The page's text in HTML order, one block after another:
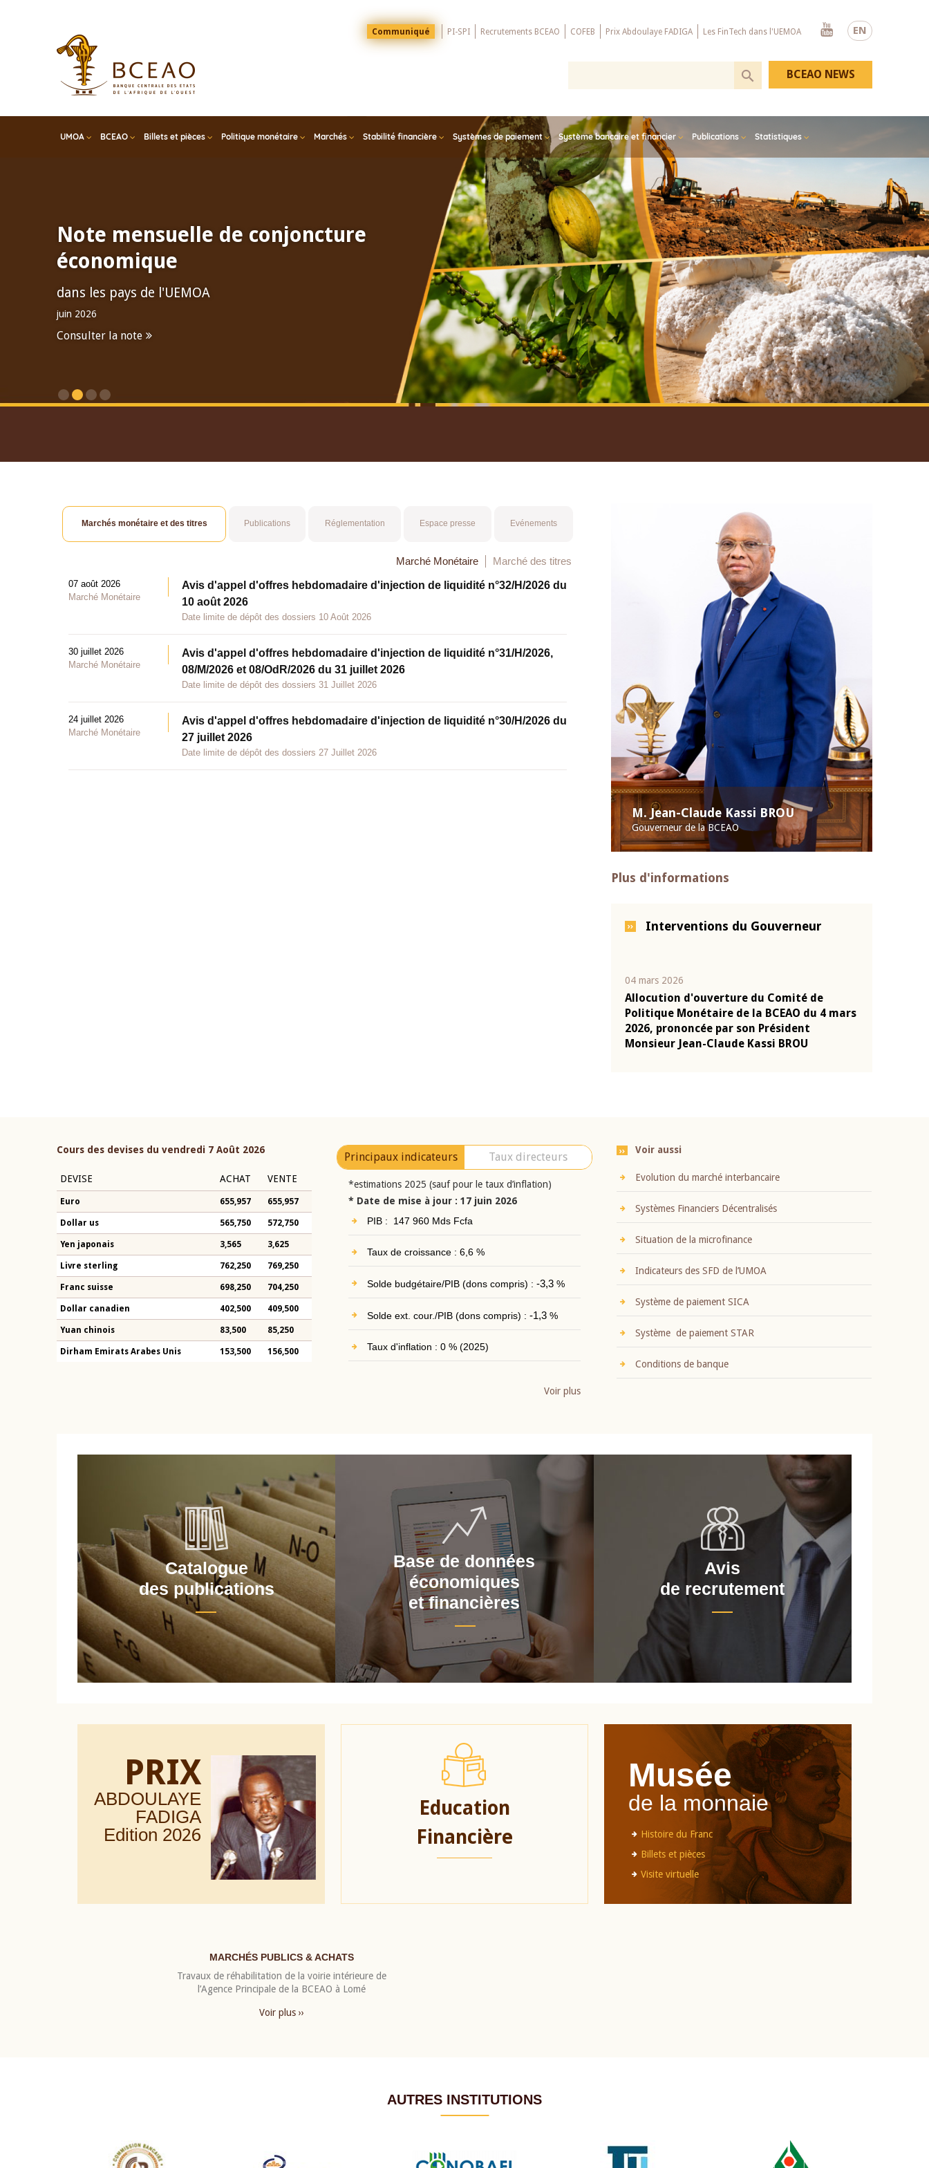
EN
Menu
Top
Communiqué PI-SPI Recrutements BCEAO COFEB Prix Abdoulaye FADIGA Les FinTech dans l'UEMOA
Youtube
UMOA BCEAO Billets et pièces Politique monétaire Marchés Stabilité financière Systèmes de paiement Système bancaire et financier Publications Statistiques
BCEAO NEWS
Note mensuelle de conjoncture
économique
dans les pays de l'UEMOA
juin 2026
Consulter la note
M. Jean-Claude Kassi BROU
Gouverneur de la BCEAO
Plus d'informations
Interventions du Gouverneur
04 mars 2026
Allocution d'ouverture du Comité de
Politique Monétaire de la BCEAO du 4 mars
2026, prononcée par son Président
Monsieur Jean-Claude Kassi BROU
Marchés monétaire et des titres Publications Réglementation Espace presse Evénements
Marché Monétaire Marché des titres
07 août 2026
Marché Monétaire
Avis d'appel d'offres hebdomadaire d'injection de liquidité n°32/H/2026 du
10 août 2026
Date limite de dépôt des dossiers 10 Août 2026
30 juillet 2026
Marché Monétaire
Avis d'appel d'offres hebdomadaire d'injection de liquidité n°31/H/2026,
08/M/2026 et 08/OdR/2026 du 31 juillet 2026
Date limite de dépôt des dossiers 31 Juillet 2026
24 juillet 2026
Marché Monétaire
Avis d'appel d'offres hebdomadaire d'injection de liquidité n°30/H/2026 du
27 juillet 2026
Date limite de dépôt des dossiers 27 Juillet 2026
Cours des devises du vendredi 7 Août 2026
DEVISE ACHAT VENTE
Euro 655,957 655,957
Dollar us 565,750 572,750
Yen japonais 3,565 3,625
Livre sterling 762,250 769,250
Franc suisse 698,250 704,250
Dollar canadien 402,500 409,500
Yuan chinois 83,500 85,250
Dirham Emirats Arabes Unis 153,500 156,500
Principaux indicateurs Taux directeurs
*estimations 2025 (sauf pour le taux d’inflation)
* Date de mise à jour : 17 juin 2026
PIB : 147 960 Mds Fcfa
Taux de croissance : 6,6 %
Solde budgétaire/PIB (dons compris) : -3,3%
Solde ext. cour./PIB (dons compris) : -1,3%
Taux d'inflation : 0 % (2025)
Voir plus
Voir aussi
Evolution du marché interbancaire
Systèmes Financiers Décentralisés
Situation de la microfinance
Indicateurs des SFD de l’UMOA
Système de paiement SICA
Système de paiement STAR
Conditions de banque
Catalogue
des publications
Base de données
économiques
et financières
Avis
de recrutement
PRIX
ABDOULAYE
FADIGA
Edition 2026
Education
Financière
Musée
de la monnaie
Histoire du Franc
Billets et pièces
Visite virtuelle
MARCHÉS PUBLICS & ACHATS
Travaux de réhabilitation de la voirie intérieure de
l’Agence Principale de la BCEAO à Lomé
Voir plus ››
AUTRES INSTITUTIONS